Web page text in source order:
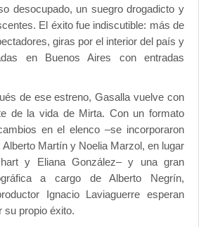
desocupado, un suegro drogadicto y
El éxito fue indiscutible: más de
giras por el interior del país y
en Buenos Aires con entradas
de ese estreno, Gasalla vuelve con
de la vida de Mirta. Con un formato
en el elenco –se incorporaron
Alberto Martín y Noelia Marzol, en lugar
y Eliana González– y una gran
a cargo de Alberto Negrín,
Ignacio Laviaguerre esperan
su propio éxito.